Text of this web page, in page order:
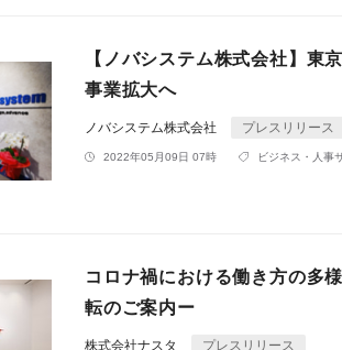
【ノバシステム株式会社】東
事業拡大へ
ノバシステム株式会社 プレスリリース
2022年05月09日 07時 ビジネス・人事
コロナ禍における働き⽅の多
転のご案内ー
株式会社ナスタ プレスリリース